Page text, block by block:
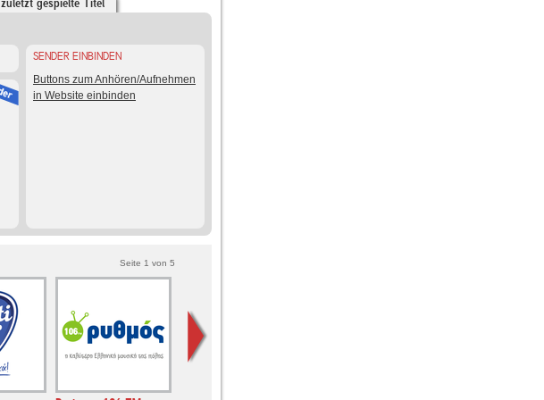
zuletzt gespielte Titel
SENDER EINBINDEN
Buttons zum Anhören/Aufnehmen
in Website einbinden
Seite 1 von 5